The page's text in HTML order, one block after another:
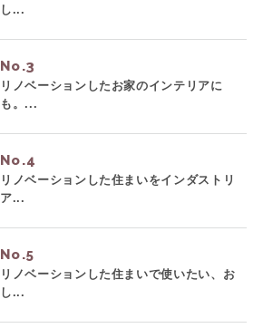
し...
No.
リノベーションしたお家のインテリアに
も。...
No.
リノベーションした住まいをインダストリ
ア...
No.
リノベーションした住まいで使いたい、お
し...